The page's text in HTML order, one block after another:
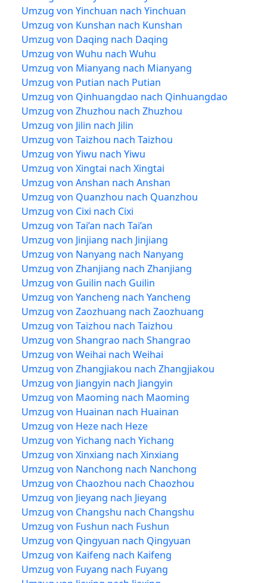
Umzug von Yinchuan nach Yinchuan
Umzug von Kunshan nach Kunshan
Umzug von Daqing nach Daqing
Umzug von Wuhu nach Wuhu
Umzug von Mianyang nach Mianyang
Umzug von Putian nach Putian
Umzug von Qinhuangdao nach Qinhuangdao
Umzug von Zhuzhou nach Zhuzhou
Umzug von Jilin nach Jilin
Umzug von Taizhou nach Taizhou
Umzug von Yiwu nach Yiwu
Umzug von Xingtai nach Xingtai
Umzug von Anshan nach Anshan
Umzug von Quanzhou nach Quanzhou
Umzug von Cixi nach Cixi
Umzug von Tai’an nach Tai’an
Umzug von Jinjiang nach Jinjiang
Umzug von Nanyang nach Nanyang
Umzug von Zhanjiang nach Zhanjiang
Umzug von Guilin nach Guilin
Umzug von Yancheng nach Yancheng
Umzug von Zaozhuang nach Zaozhuang
Umzug von Taizhou nach Taizhou
Umzug von Shangrao nach Shangrao
Umzug von Weihai nach Weihai
Umzug von Zhangjiakou nach Zhangjiakou
Umzug von Jiangyin nach Jiangyin
Umzug von Maoming nach Maoming
Umzug von Huainan nach Huainan
Umzug von Heze nach Heze
Umzug von Yichang nach Yichang
Umzug von Xinxiang nach Xinxiang
Umzug von Nanchong nach Nanchong
Umzug von Chaozhou nach Chaozhou
Umzug von Jieyang nach Jieyang
Umzug von Changshu nach Changshu
Umzug von Fushun nach Fushun
Umzug von Qingyuan nach Qingyuan
Umzug von Kaifeng nach Kaifeng
Umzug von Fuyang nach Fuyang